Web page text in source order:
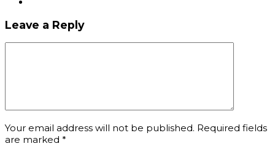
Leave a Reply
Your email address will not be published. Required fields
are marked *